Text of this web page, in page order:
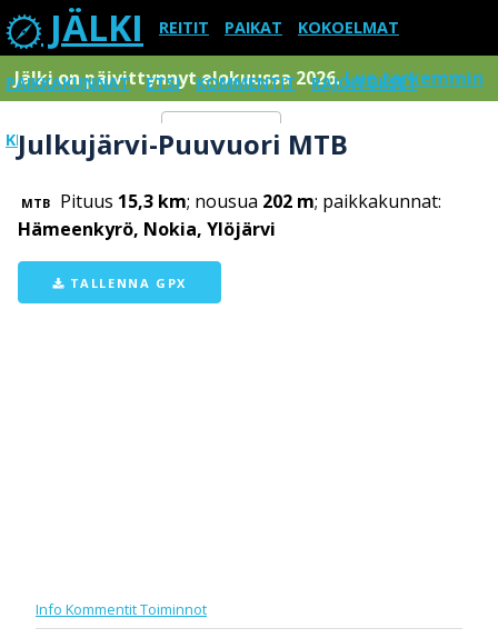
JÄLKI REITIT PAIKAT KOKOELMAT
PAIKKAKUNNAT ETSI KOMMENTIT RAJOITUKSET
KIRJAUDU SISÄÄN Menu
Jälki on päivittynnyt elokuussa 2026.Lue tarkemmin
Julkujärvi-Puuvuori MTB
MTB Pituus 15,3 km; nousua 202 m; paikkakunnat:
Hämeenkyrö, Nokia, Ylöjärvi
TALLENNA GPX
Info KommentitToiminnot